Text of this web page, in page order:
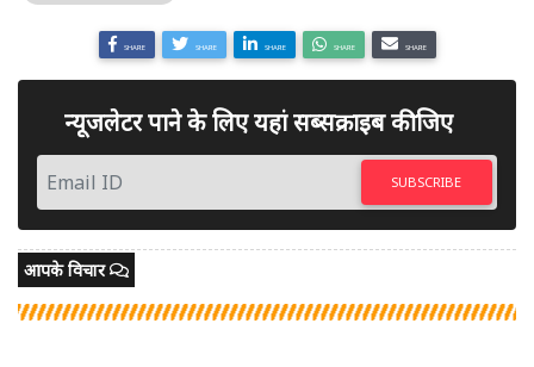
SHARE SHARE SHARE SHARE SHARE
न्यूजलेटर पाने के लिए यहां सब्सक्राइब कीजिए
SUBSCRIBE
आपके विचार